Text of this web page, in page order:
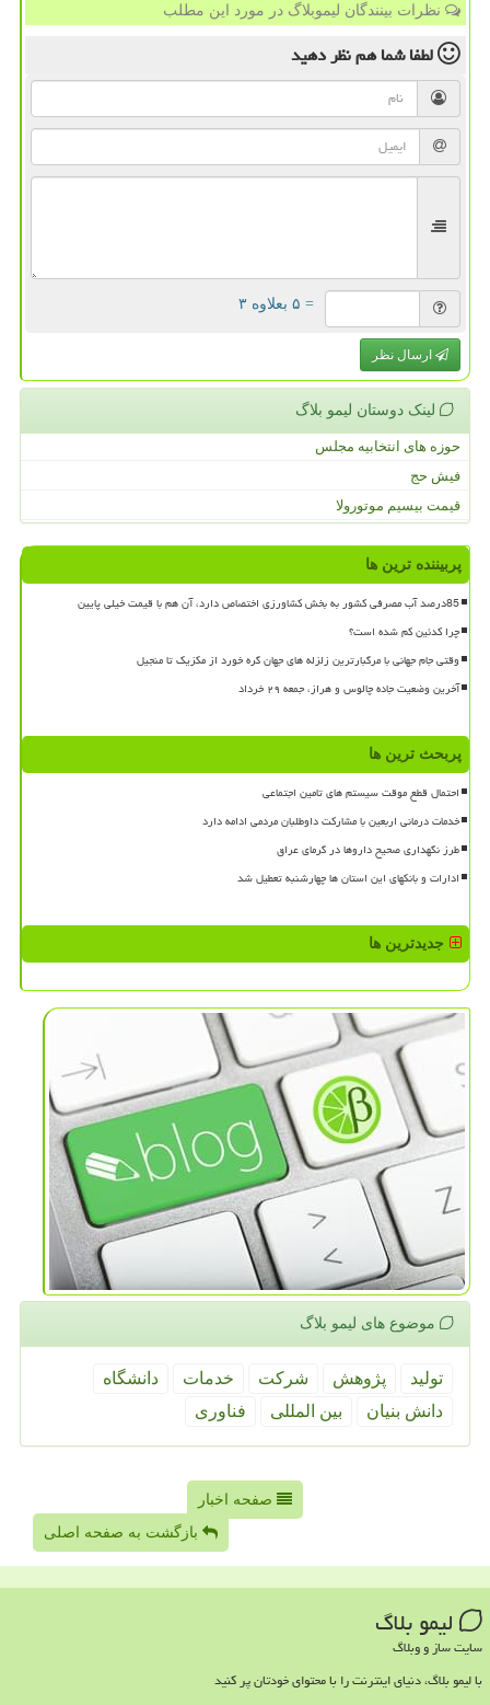
نظرات بینندگان لیموبلاگ در مورد این مطلب
لطفا شما همنظر دهید
= ۵ بعلاوه ۳
ارسال نظر
لینک دوستان لیمو بلاگ
حوزه های انتخابیه مجلس
فیش حج
قیمت بیسیم موتورولا
پربیننده ترین ها
85درصد آب مصرفی کشور به بخش کشاورزی اختصاص دارد، آن هم با قیمت خیلی پایین
چرا کدئین کم شده است؟
وقتی جام جهانی با مرگبارترین زلزله های جهان گره خورد از مکزیک تا منجیل
آخرین وضعیت جاده چالوس و هراز، جمعه ۲۹ خرداد
پربحث ترین ها
احتمال قطع موقت سیستم های تامین اجتماعی
خدمات درمانی اربعین با مشارکت داوطلبان مردمی ادامه دارد
طرز نگهداری صحیح داروها در گرمای عراق
ادارات و بانکهای این استان ها چهارشنبه تعطیل شد
جدیدترین ها
موضوع های لیمو بلاگ
تولید پژوهش شركت خدمات
دانشگاه
دانش بنیان
بین المللی فناوری
صفحه اخبار
بازگشت به صفحه اصلی
لیمو بلاگ
سایت ساز و وبلاگ
با لیمو بلاگ، دنیای اینترنت را با محتوای خودتان پر کنید